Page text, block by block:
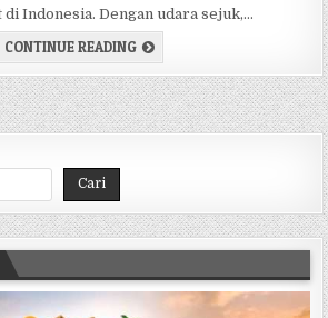
Indonesia. Dengan udara sejuk,…
CONTINUE READINGSEWA VILLA DI LEMBANG
Cari